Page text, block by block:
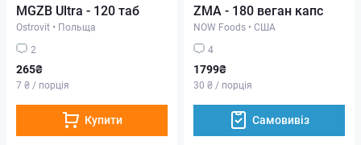
MGZB Ultra - 120 таб
Ostrovit • Польща
2
265₴
7 ₴ / порція
Купити
ZMA - 180 веган капс
NOW Foods • США
4
1799₴
30 ₴ / порція
Самовивіз